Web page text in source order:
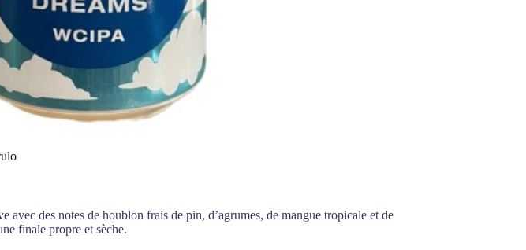
avec des notes de houblon frais de pin, d’agrumes, de mangue tropicale et de
finale propre et sèche.